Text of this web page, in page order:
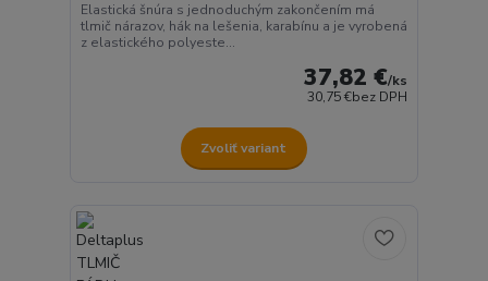
Elastická šnúra s jednoduchým zakončením má
tlmič nárazov, hák na lešenia, karabínu a je vyrobená
z elastického polyeste...
37,82 €/ks
30,75 €bez DPH
Zvoliť variant